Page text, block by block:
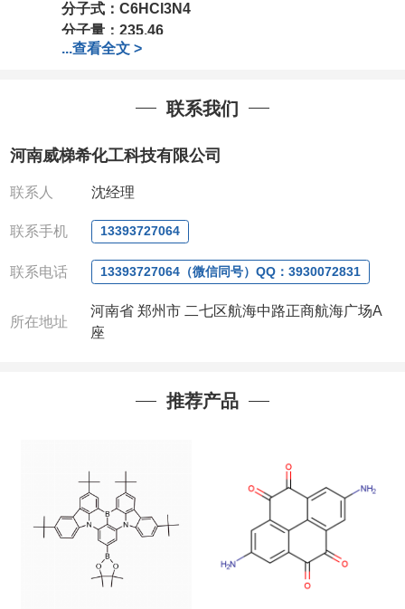
分子式： C6HCl3N4
分子量： 235.46
包装：1Mg ; 5Mg;10Mg ;100Mg;250Mg ;500Mg
我司对高校及科研单位先发货和
作中有用到的试剂,欢迎前来询购
电话:0371-63377391/13393727064
QQ:3930072831
:13393727064
联系人: 沈晓东(欢迎致电
...查看全文 >
联系我们
河南威梯希化工科技有限公司
联系人 沈经理
联系手机 13393727064
联系电话 13393727064（微信同号）QQ：3930072831
所在地址
河南省 郑州市 二七区航海中路正商航海广场A
座
推荐产品